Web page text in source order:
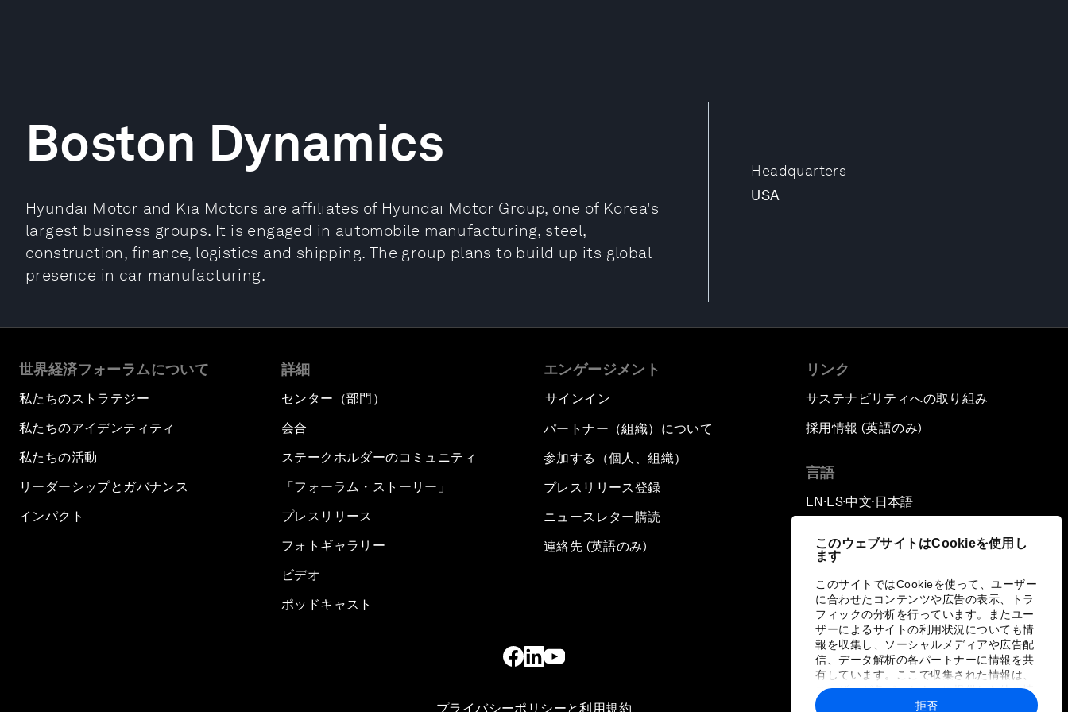
このウェブサイトはCookieを使用し
ます
このサイトではCookieを使って、ユーザー
に合わせたコンテンツや広告の表示、トラ
フィックの分析を行っています。またユー
ザーによるサイトの利用状況についても情
報を収集し、ソーシャルメディアや広告配
信、データ解析の各パートナーに情報を共
有しています。ここで収集された情報は、
ユーザーが各パートナーに提供した他の情
報や各パートナーのサービスを使用した際
拒否
Headquarters
USA
Boston Dynamics
Hyundai Motor and Kia Motors are affiliates of Hyundai Motor Group, one of Korea's
largest business groups. It is engaged in automobile manufacturing, steel,
construction, finance, logistics and shipping. The group plans to build up its global
presence in car manufacturing.
世界経済フォーラムについて
私たちのストラテジー
私たちのアイデンティティ
私たちの活動
リーダーシップとガバナンス
インパクト
詳細
センター（部門）
会合
ステークホルダーのコミュニティ
「フォーラム・ストーリー」
プレスリリース
フォトギャラリー
ビデオ
ポッドキャスト
エンゲージメント
サインイン
パートナー（組織）について
参加する（個人、組織）
プレスリリース登録
ニュースレター購読
連絡先 (英語のみ)
リンク
サステナビリティへの取り組み
採用情報 (英語のみ)
言語
EN ▪ES▪中文▪ 日本語
プライバシーポリシーと利用規約